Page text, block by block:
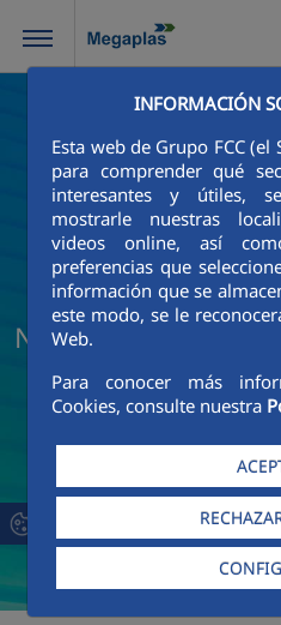
Skip to Main Content
INFORMACIÓN
Esta web de Grupo FCC
para comprender qué
interesantes y útiles,
mostrarle nuestras
videos online, así
preferencias que
información que se
este modo, se le
Web.
Para conocer más
Cookies, consulte nuestra
Notizie e attualità